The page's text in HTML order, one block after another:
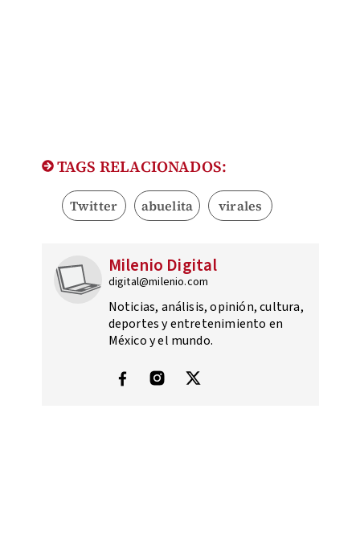
TAGS RELACIONADOS:
Twitter abuelita virales
Milenio Digital
digital@milenio.com
Noticias, análisis, opinión, cultura,
deportes y entretenimiento en
México y el mundo.